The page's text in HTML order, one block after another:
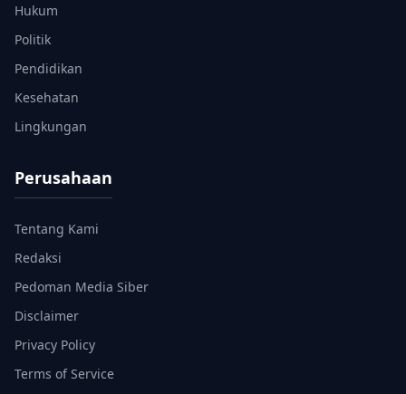
Hukum
Politik
Pendidikan
Kesehatan
Lingkungan
Perusahaan
Tentang Kami
Redaksi
Pedoman Media Siber
Disclaimer
Privacy Policy
Terms of Service